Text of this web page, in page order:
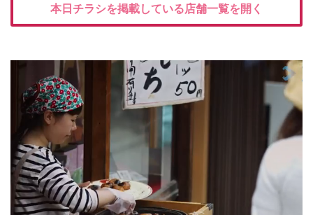
本日チラシを掲載している店舗一覧を開く